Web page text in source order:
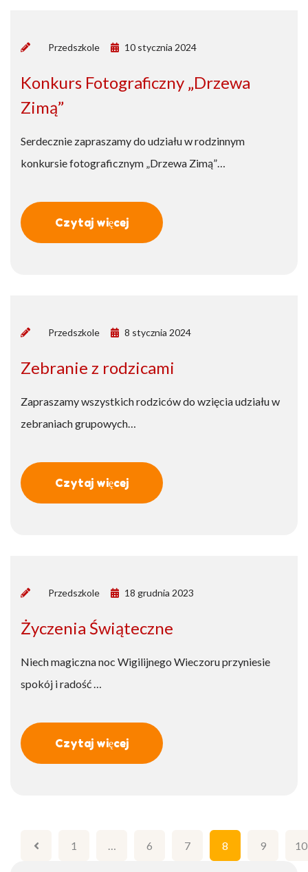
Przedszkole 10 stycznia 2024
Konkurs Fotograficzny „Drzewa
Zimą”
Serdecznie zapraszamy do udziału w rodzinnym
konkursie fotograficznym „Drzewa Zimą”…
Czytaj więcej
Przedszkole 8 stycznia 2024
Zebranie z rodzicami
Zapraszamy wszystkich rodziców do wzięcia udziału w
zebraniach grupowych…
Czytaj więcej
Przedszkole 18 grudnia 2023
Życzenia Świąteczne
Niech magiczna noc Wigilijnego Wieczoru przyniesie
spokój i radość …
Czytaj więcej
wpisów
1 … 6 7 8 9 10